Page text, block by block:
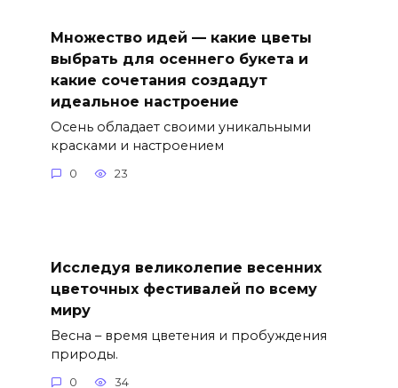
Множество идей — какие цветы
выбрать для осеннего букета и
какие сочетания создадут
идеальное настроение
Осень обладает своими уникальными
красками и настроением
0 23
Исследуя великолепие весенних
цветочных фестивалей по всему
миру
Весна – время цветения и пробуждения
природы.
0 34